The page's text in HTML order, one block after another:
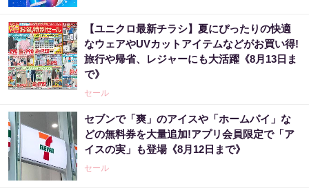
【ユニクロ最新チラシ】夏にぴったりの快適
なウェアやUVカットアイテムなどがお買い得!
旅行や帰省、レジャーにも大活躍《8月13日ま
で》
セール
セブンで「爽」のアイスや「ホームパイ」な
どの無料券を大量追加!アプリ会員限定で「ア
イスの実」も登場《8月12日まで》
セール